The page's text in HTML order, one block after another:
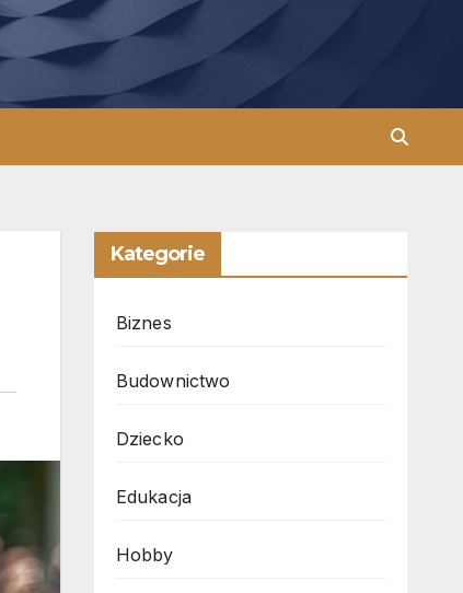
Kategorie
Biznes
Budownictwo
Dziecko
Edukacja
Hobby